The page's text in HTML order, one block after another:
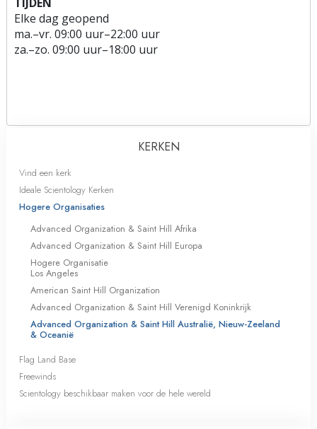
Elke dag geopend
ma.–vr. 09:00 uur–22:00 uur
za.–zo. 09:00 uur–18:00 uur
KERKEN
Vind een kerk
Ideale Scientology Kerken
Hogere Organisaties
Advanced Organization & Saint Hill Afrika
Advanced Organization & Saint Hill Europa
Hogere Organisatie
Los Angeles
American Saint Hill Organization
Advanced Organization & Saint Hill Verenigd Koninkrijk
Advanced Organization & Saint Hill Australië, Nieuw-Zeeland
& Oceanië
Flag Land Base
Freewinds
Scientology beschikbaar maken voor de hele wereld